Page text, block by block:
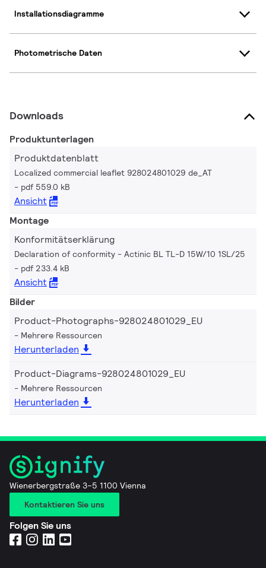
Installationsdiagramme
Photometrische Daten
Downloads
Produktunterlagen
Produktdatenblatt
Localized commercial leaflet 928024801029 de_AT
pdf 559.0 kB
Ansicht
Montage
Konformitätserklärung
Declaration of conformity - Actinic BL TL-D 15W/10 1SL/25
pdf 233.4 kB
Ansicht
Bilder
Product-Photographs-928024801029_EU
Mehrere Ressourcen
Herunterladen
Product-Diagrams-928024801029_EU
Mehrere Ressourcen
Herunterladen
Wienerbergstraße 3–5 1100 Vienna
Kontaktieren Sie uns
Folgen Sie uns